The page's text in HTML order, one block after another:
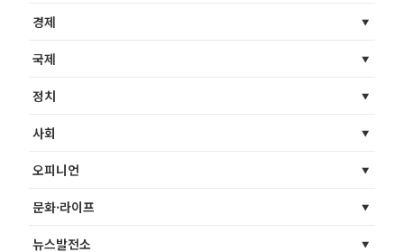
경제
국제
정치
사회
오피니언
문화·라이프
뉴스발전소